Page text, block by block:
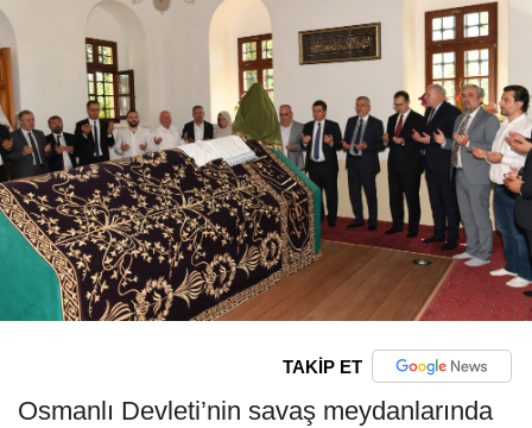
TAKİP ET
Osmanlı Devleti’nin savaş meydanlarında